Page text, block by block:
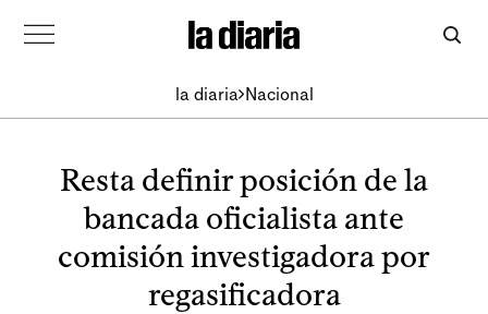
la diaria Nacional
Resta definir posición de la
bancada oficialista ante
comisión investigadora por
regasificadora